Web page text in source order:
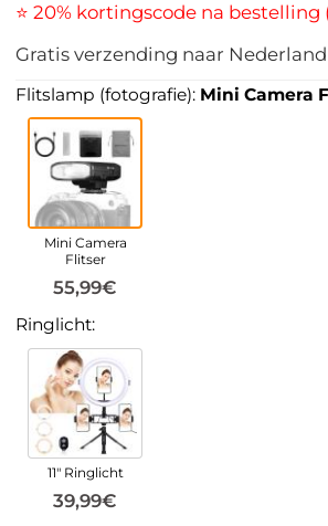
⭐ 20% kortingscode na bestelling
Gratis verzending naar
Flitslamp (fotografie): Mini Camera
Mini Camera
Flitser
55,99€
Ringlicht:
11" Ringlicht
39,99€